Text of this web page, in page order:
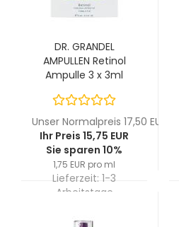
DR. GRANDEL
AMPULLEN Retinol
Ampulle 3 x 3ml
Unser Normalpreis 17,50 EUR
Ihr Preis 15,75 EUR
Sie sparen 10%
1,75 EUR pro ml
Lieferzeit: 1-3
Arbeitstage